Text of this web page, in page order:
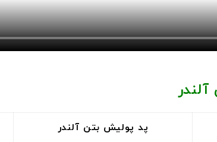
پد پولیش بتن آلندر